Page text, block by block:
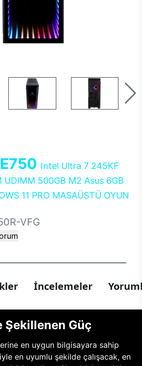
Intel Ultra 7 245KF
UDIMM 500GB M2 Asus 6GB
11 PRO MASAÜSTÜ OYUN
VFG
İncelemeler
Şekillenen Güç
en uygun bilgisayara sahip
en uyumlu şekilde çalışacak, en